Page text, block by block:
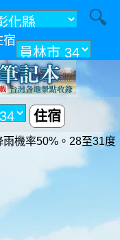
宿
附近
住宿
機率50%。28至31度